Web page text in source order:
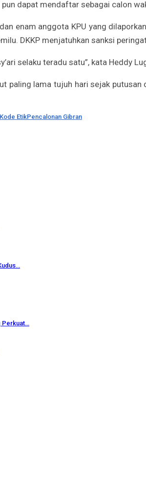
dapat mendaftar sebagai calon
enam anggota KPU yang
DKKP menjatuhkan sanksi
selaku teradu satu”, kata Heddy
paling lama tujuh hari sejak
EtikPencalonan Gibran
Perkuat…